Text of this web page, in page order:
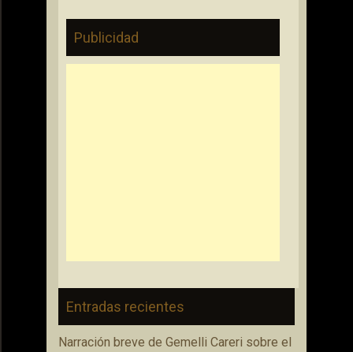
Publicidad
Entradas recientes
Narración breve de Gemelli Careri sobre el